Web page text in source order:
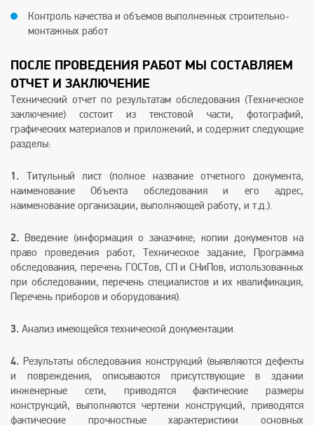
Контроль качества и объемов выполненных строительно-
монтажных работ
ПОСЛЕ ПРОВЕДЕНИЯ РАБОТ МЫ СОСТАВЛЯЕМ
ОТЧЕТ И ЗАКЛЮЧЕНИЕ
Технический отчет по результатам обследования (Техническое
заключение) состоит из текстовой части, фотографий,
графических материалов и приложений, и содержит следующие
разделы:
1. Титульный лист (полное название отчетного документа,
наименование Объекта обследования и его адрес,
наименование организации, выполняющей работу, и т.д.).
2. Введение (информация о заказчике; копии документов на
право проведения работ, Техническое задание, Программа
обследования, перечень ГОСТов, СП и СНиПов, использованных
при обследовании, перечень специалистов и их квалификация,
Перечень приборов и оборудования).
3. Анализ имеющейся технической документации.
4. Результаты обследования конструкций (выявляются дефекты
и повреждения, описываются присутствующие в здании
инженерные сети, приводятся фактические размеры
конструкций, выполняются чертежи конструкций, приводятся
фактические прочностные характеристики основных